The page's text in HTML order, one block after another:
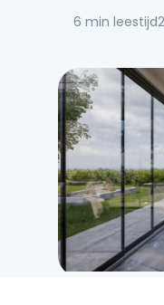
6 min leestijd